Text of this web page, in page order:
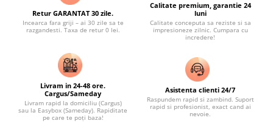
Retur GARANTAT 30 zile.
Incearca fara griji – ai 30 zile sa te
razgandesti. Taxa de retur 0 lei.
Calitate premium, garantie 24
luni
Calitate conceputa sa reziste si sa
impresioneze zilnic. Cumpara cu
incredere!
Livram in 24-48 ore.
Cargus/Sameday
Livram rapid la domiciliu (Cargus)
sau la Easybox (Sameday). Rapiditate
pe care te poți baza!
Asistenta clienti 24/7
Raspundem rapid si zambind. Suport
rapid si profesionist, exact cand ai
nevoie.